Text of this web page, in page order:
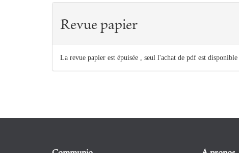
Revue papier
La revue papier est épuisée , seul l'achat de pdf est disponible